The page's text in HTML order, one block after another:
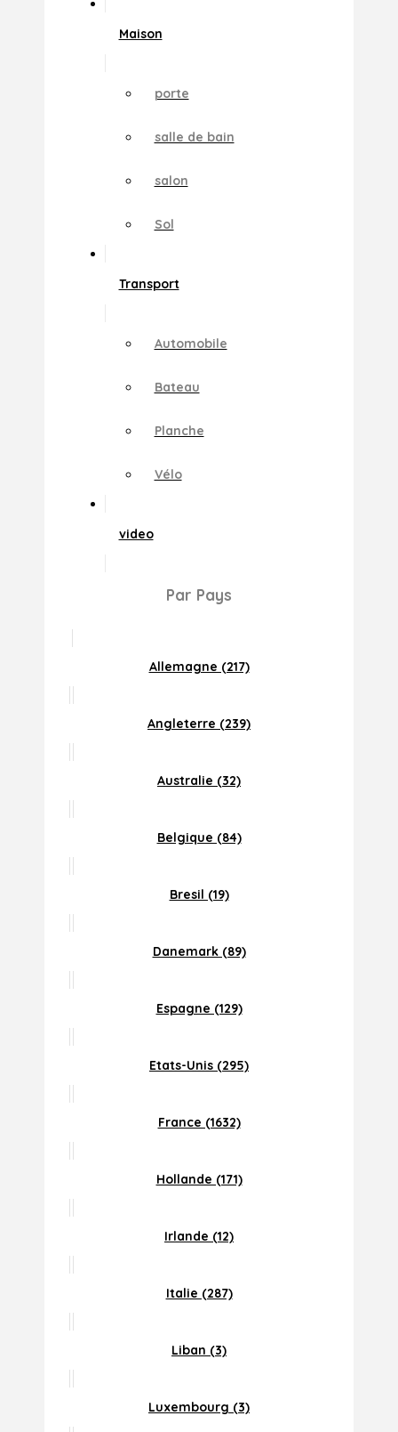
Maison
porte
salle de bain
salon
Sol
Transport
Automobile
Bateau
Planche
Vélo
video
Par Pays
Allemagne (217)
Angleterre (239)
Australie (32)
Belgique (84)
Bresil (19)
Danemark (89)
Espagne (129)
Etats-Unis (295)
France (1632)
Hollande (171)
Irlande (12)
Italie (287)
Liban (3)
Luxembourg (3)